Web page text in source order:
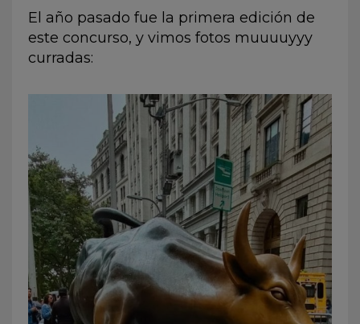
El año pasado fue la primera edición de
este concurso, y vimos fotos muuuuyyy
curradas: